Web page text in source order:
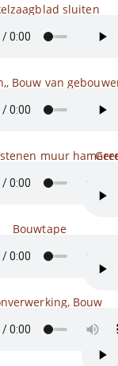
sluiten
Bouw van
muur
Bouwtape
Bouw